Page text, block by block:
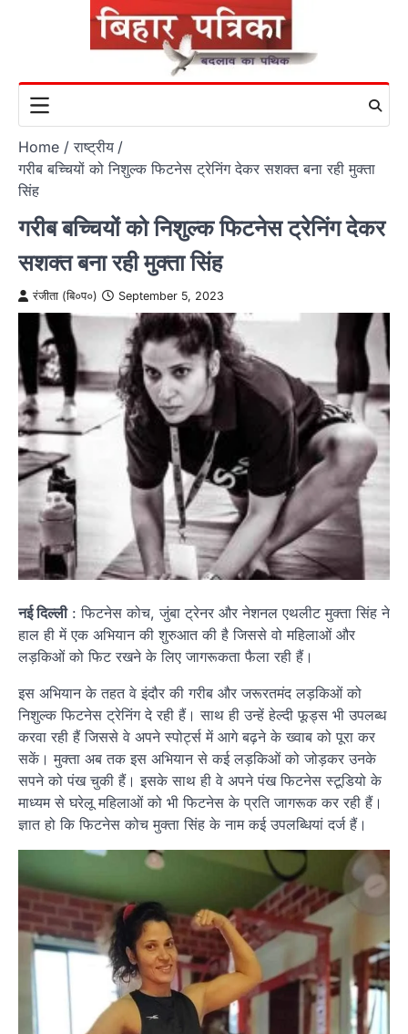
Home
राष्ट्रीय
गरीब बच्चियों को निशुल्क फिटनेस ट्रेनिंग देकर सशक्त बना रही मुक्ता
सिंह
गरीब बच्चियों को निशुल्क फिटनेस ट्रेनिंग देकर
सशक्त बना रही मुक्ता सिंह
रंजीता (बि०प०) September 5, 2023
नई दिल्ली: फिटनेस कोच, जुंबा ट्रेनर और नेशनल एथलीट मुक्ता सिंह ने
हाल ही में एक अभियान की शुरुआत की है जिससे वो महिलाओं और
लड़किओं को फिट रखने के लिए जागरूकता फैला रही हैं।
इस अभियान के तहत वे इंदौर की गरीब और जरूरतमंद लड़किओं को
निशुल्क फिटनेस ट्रेनिंग दे रही हैं। साथ ही उन्हें हेल्दी फूड्स भी उपलब्ध
करवा रही हैं जिससे वे अपने स्पोर्ट्स में आगे बढ़ने के ख्वाब को पूरा कर
सकें। मुक्ता अब तक इस अभियान से कई लड़किओं को जोड़कर उनके
सपने को पंख चुकी हैं। इसके साथ ही वे अपने पंख फिटनेस स्टूडियो के
माध्यम से घरेलू महिलाओं को भी फिटनेस के प्रति जागरूक कर रही हैं।
ज्ञात हो कि फिटनेस कोच मुक्ता सिंह के नाम कई उपलब्धियां दर्ज हैं।